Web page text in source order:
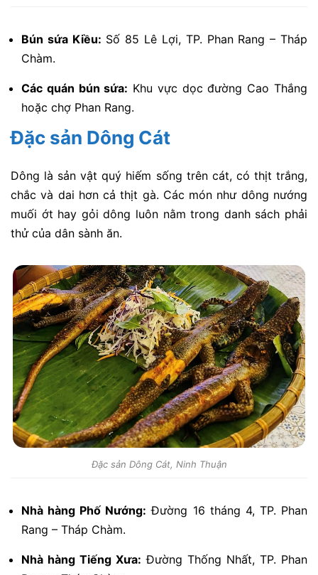
Bún sứa Kiều: Số 85 Lê Lợi, TP. Phan Rang – Tháp
Chàm.
Các quán bún sứa: Khu vực dọc đường Cao Thắng
hoặc chợ Phan Rang.
Đặc sản Dông Cát
Dông là sản vật quý hiếm sống trên cát, có thịt trắng,
chắc và dai hơn cả thịt gà. Các món như dông nướng
muối ớt hay gỏi dông luôn nằm trong danh sách phải
thử của dân sành ăn.
Đặc sản Dông Cát, Ninh Thuận
Nhà hàng Phố Nướng: Đường 16 tháng 4, TP. Phan
Rang – Tháp Chàm.
Nhà hàng Tiếng Xưa: Đường Thống Nhất, TP. Phan